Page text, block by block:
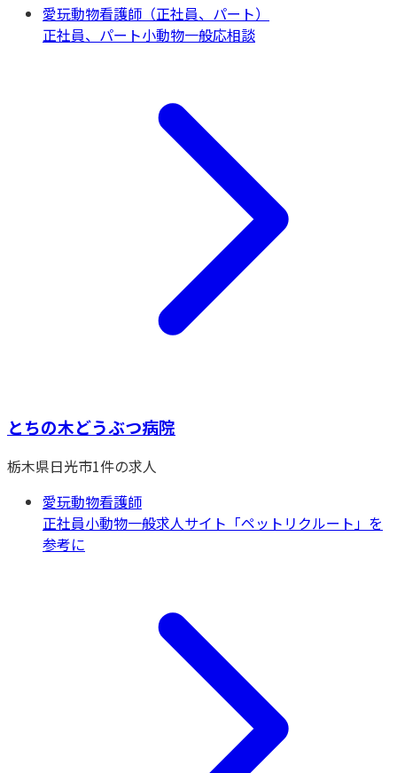
愛玩動物看護師（正社員、パート）
正社員、パート小動物一般応相談
とちの木どうぶつ病院
栃木県日光市1件の求人
愛玩動物看護師
正社員小動物一般求人サイト「ペットリクルート」を
参考に